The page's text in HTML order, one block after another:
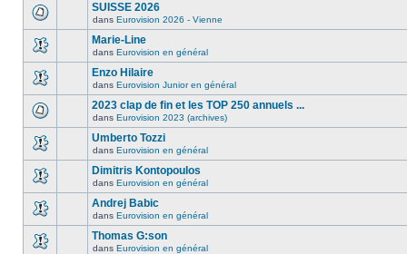
SUISSE 2026
dans Eurovision 2026 - Vienne
Marie-Line
dans Eurovision en général
Enzo Hilaire
dans Eurovision Junior en général
2023 clap de fin et les TOP 250 annuels ...
dans Eurovision 2023 (archives)
Umberto Tozzi
dans Eurovision en général
Dimitris Kontopoulos
dans Eurovision en général
Andrej Babic
dans Eurovision en général
Thomas G:son
dans Eurovision en général